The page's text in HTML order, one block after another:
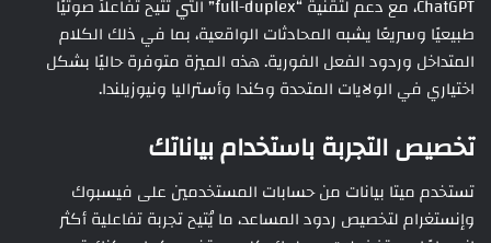
ChatGPT، مع دعم لتقنية “full-duplex” التي تتيح تفاعلاً صوتيًا
طبيعيًا وسريعًا يشبه المحادثات الواقعية، بما في ذلك الكلام
المتداخل وردود الفعل الفورية. هذه الميزة متوفرة حاليًا بشكل
اختياري في الولايات المتحدة وكندا وأستراليا ونيوزيلندا.
تخصيص التجربة باستخدام بياناتك
تستخدم ميتا بيانات من حسابات المستخدمين على فيسبوك
وإنستغرام لتخصيص ردود المساعد، ما يُتيح تجربة تفاعلية أكثر